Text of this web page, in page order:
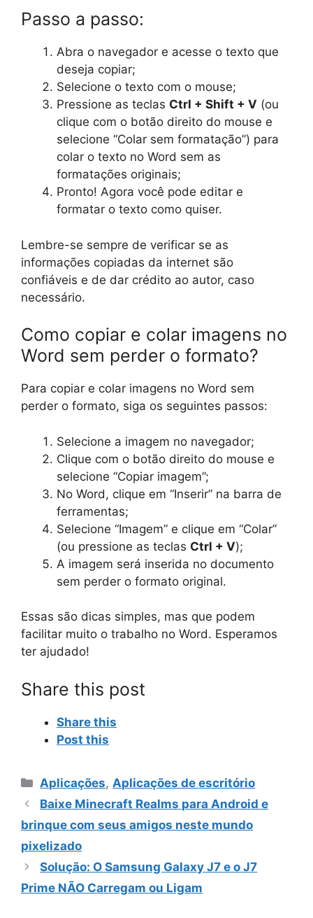
Passo a passo:
Abra o navegador e acesse o texto que
deseja copiar;
Selecione o texto com o mouse;
Pressione as teclas Ctrl + Shift + V (ou
clique com o botão direito do mouse e
selecione “Colar sem formatação”) para
colar o texto no Word sem as
formatações originais;
Pronto! Agora você pode editar e
formatar o texto como quiser.
Lembre-se sempre de verificar se as
informações copiadas da internet são
confiáveis e de dar crédito ao autor, caso
necessário.
Como copiar e colar imagens no
Word sem perder o formato?
Para copiar e colar imagens no Word sem
perder o formato, siga os seguintes passos:
Selecione a imagem no navegador;
Clique com o botão direito do mouse e
selecione “Copiar imagem”;
No Word, clique em “Inserir” na barra de
ferramentas;
Selecione “Imagem” e clique em “Colar”
(ou pressione as teclas Ctrl + V);
A imagem será inserida no documento
sem perder o formato original.
Essas são dicas simples, mas que podem
facilitar muito o trabalho no Word. Esperamos
ter ajudado!
Share this post
Share this
Post this
Categorias
Aplicações, Aplicações de escritório
Baixe Minecraft Realms para Android e
brinque com seus amigos neste mundo
pixelizado
Solução: O Samsung Galaxy J7 e o J7
Prime NÃO Carregam ou Ligam